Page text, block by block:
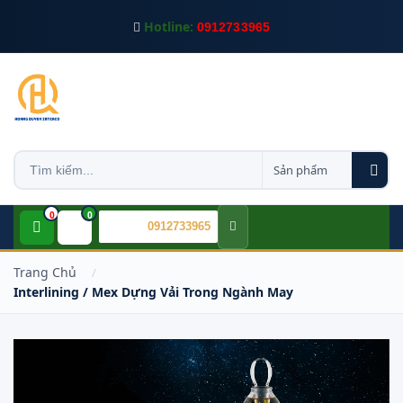
Hotline: 0912733965
0 0
CSKH:0912733965
Trang Chủ
Interlining / Mex Dựng Vải Trong Ngành May